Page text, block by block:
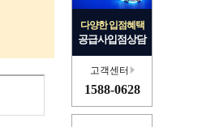
다양한 입점혜택
공급사입점상담
고객센터
1588-0628